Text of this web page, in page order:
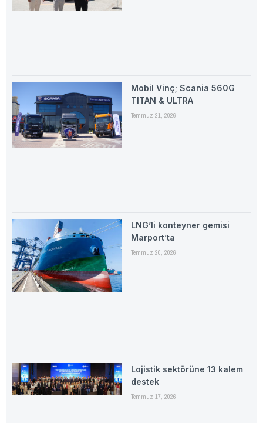
Mobil Vinç; Scania 560G
TITAN & ULTRA
Temmuz 21, 2026
LNG’li konteyner gemisi
Marport’ta
Temmuz 20, 2026
Lojistik sektörüne 13 kalem
destek
Temmuz 17, 2026